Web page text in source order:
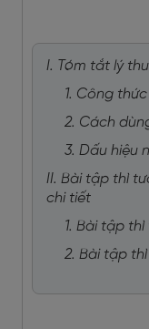
I. Tóm tắt lý
1. Công thức
2. Cách
3. Dấu hiệu
II. Bài tập thì
chi tiết
1. Bài tập
2. Bài tập